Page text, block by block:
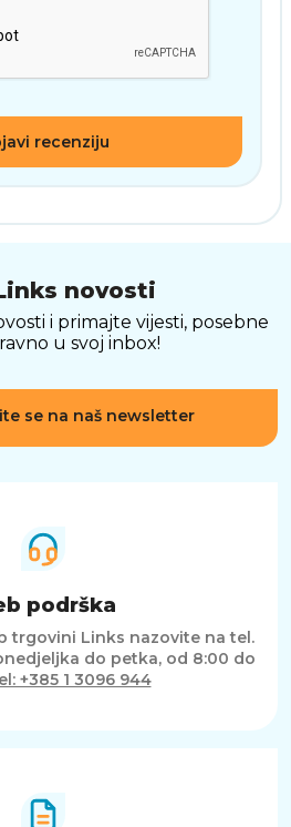
recenziju
novosti
i primajte vijesti, posebne
u svoj inbox!
se na naš newsletter
podrška
trgovini Links nazovite na tel.
do petka, od 8:00 do
+385 1 3096 944